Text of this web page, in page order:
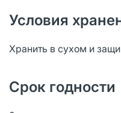
Условия
Хранить в сухом и
Срок годности